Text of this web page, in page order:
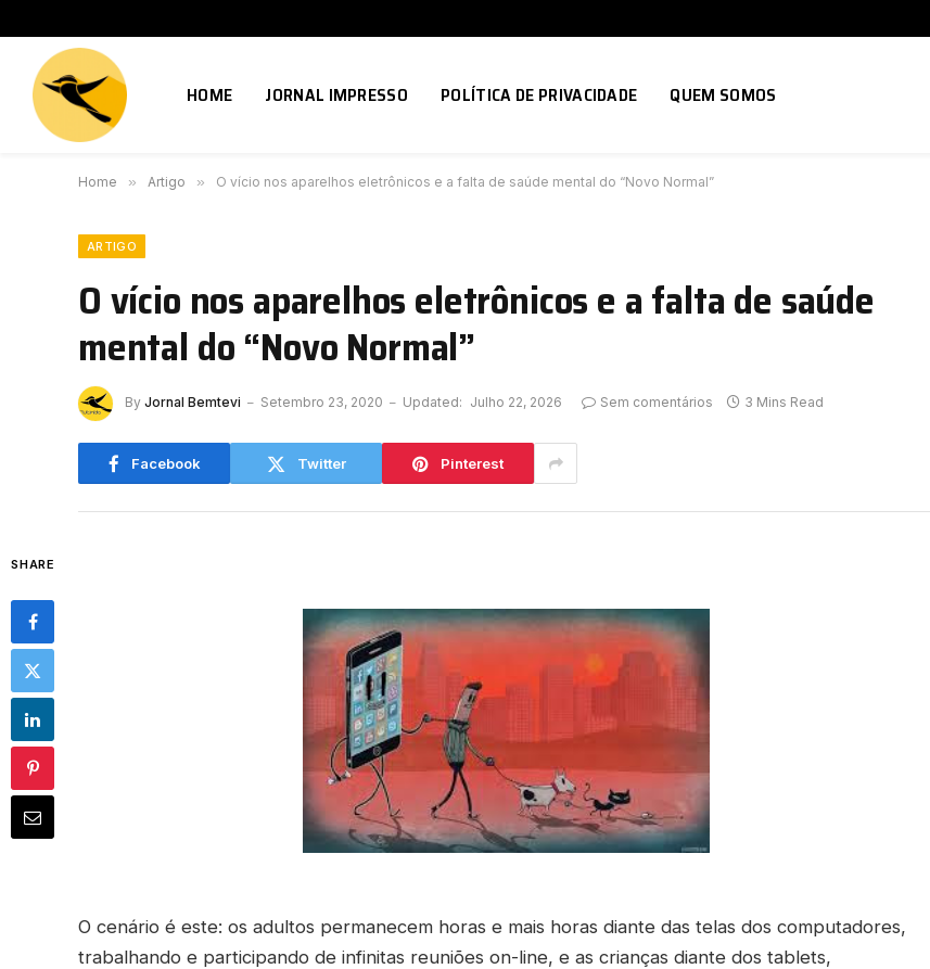
HOME JORNAL IMPRESSO POLÍTICA DE PRIVACIDADE QUEM SOMOS
Home » Artigo » O vício nos aparelhos eletrônicos e a falta de saúde mental do “Novo Normal”
ARTIGO
O vício nos aparelhos eletrônicos e a falta de saúde
mental do “Novo Normal”
By Jornal Bemtevi Setembro 23, 2020 Updated: Julho 22, 2026 Sem comentários 3 Mins Read
Facebook Twitter Pinterest
SHARE
O cenário é este: os adultos permanecem horas e mais horas diante das telas dos computadores,
trabalhando e participando de infinitas reuniões on-line, e as crianças diante dos tablets,